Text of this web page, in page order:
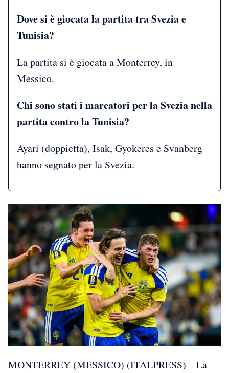
Dove si è giocata la partita tra Svezia e
Tunisia?
La partita si è giocata a Monterrey, in
Messico.
Chi sono stati i marcatori per la Svezia nella
partita contro la Tunisia?
Ayari (doppietta), Isak, Gyokeres e Svanberg
hanno segnato per la Svezia.
MONTERREY (MESSICO) (ITALPRESS) – La